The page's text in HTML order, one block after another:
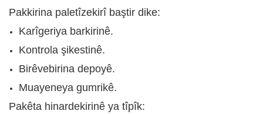
Pakkirina paletîzekirî baştir dike:
Karîgeriya barkirinê.
Kontrola şikestinê.
Birêvebirina depoyê.
Muayeneya gumrikê.
Pakêta hinardekirinê ya tîpîk: